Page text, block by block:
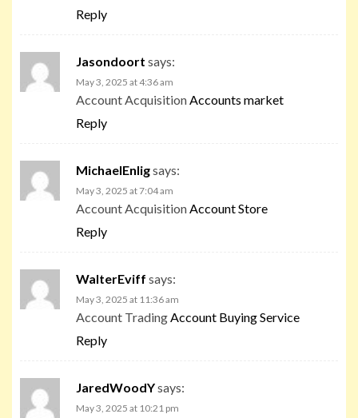
Reply
Jasondoort says:
May 3, 2025 at 4:36 am
Account Acquisition Accounts market
Reply
MichaelEnligsays:
May 3, 2025 at 7:04 am
Account Acquisition Account Store
Reply
WalterEviff says:
May 3, 2025 at 11:36 am
Account Trading Account Buying Service
Reply
JaredWoodYsays:
May 3, 2025 at 10:21 pm